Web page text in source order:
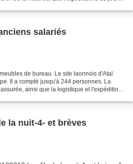
salariés
de bureau. Le site laonnois d'Atal
Il a compté jusqu'à 244 personnes. La
ainsi que la logistique et l'expédition
la nuit-4- et brèves